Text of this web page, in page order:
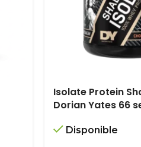
Isolate Protein
Dorian Yates 66
Disponible